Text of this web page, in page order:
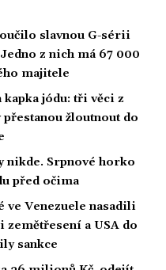
slavnou G-sérii
z nich má 67 000
majitele
kapka jódu: tři věci z
žloutnout do
nikde. Srpnové horko
před očima
ve Venezuele nasadili
a USA do
sankce